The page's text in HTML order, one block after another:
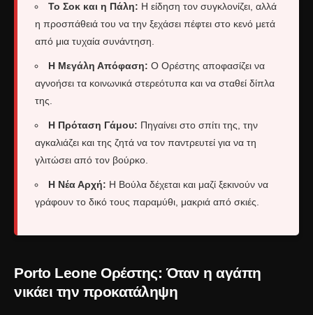
Το Σοκ και η Πάλη: Η είδηση τον συγκλονίζει, αλλά
η προσπάθειά του να την ξεχάσει πέφτει στο κενό μετά
από μια τυχαία συνάντηση.
Η Μεγάλη Απόφαση: Ο Ορέστης αποφασίζει να
αγνοήσει τα κοινωνικά στερεότυπα και να σταθεί δίπλα
της.
Η Πρόταση Γάμου: Πηγαίνει στο σπίτι της, την
αγκαλιάζει και της ζητά να τον παντρευτεί για να τη
γλιτώσει από τον βούρκο.
Η Νέα Αρχή: Η Βούλα δέχεται και μαζί ξεκινούν να
γράφουν το δικό τους παραμύθι, μακριά από σκιές.
Porto Leone Ορέστης: Όταν η αγάπη
νικάει την προκατάληψη